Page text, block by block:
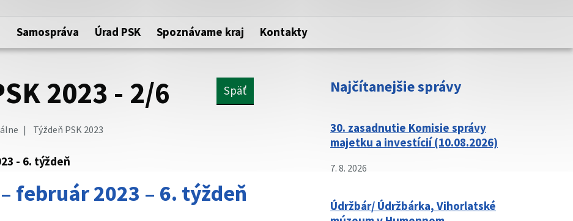
samosprávneho kraja.
zabezpečenú webovú stránku. Zabezpečená stránka vždy začína
https:// pred názvom domény webového sídla.
Samospráva Úrad PSK Spoznávame kraj Kontakty
2023 - 2/6 Späť
Týždeň PSK 2023
- 6. týždeň
február 2023 – 6. týždeň
Najčítanejšie správy
30. zasadnutie Komisie správy
majetku a investícií (10.08.2026)
7. 8. 2026
Údržbár/ Údržbárka, Vihorlatské